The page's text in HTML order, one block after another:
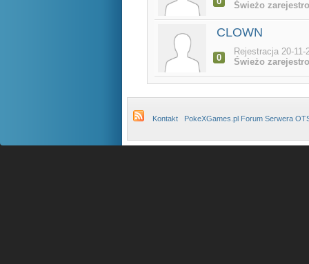
Świeżo
CLOWN
0
Rejestracja 20-11-
Świeżo
Kontakt PokeXGames.pl Forum Serwera